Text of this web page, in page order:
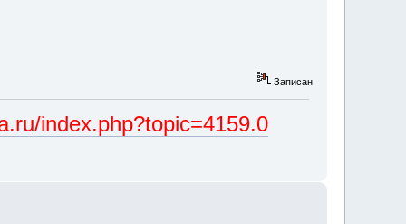
Записан
index.php?topic=4159.0